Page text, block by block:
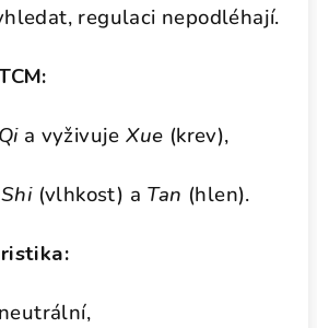
regulaci nepodléhají.
Qia vyživujeXue (krev),
Shi(vlhkost) a Tan (hlen).